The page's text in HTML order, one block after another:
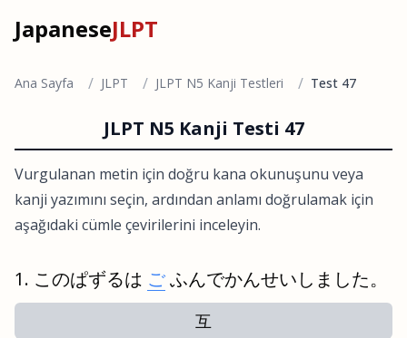
JapaneseJLPT
Ana Sayfa / JLPT / JLPT N5 Kanji Testleri / Test 47
JLPT N5 Kanji Testi 47
Vurgulanan metin için doğru kana okunuşunu veya
kanji yazımını seçin, ardından anlamı doğrulamak için
aşağıdaki cümle çevirilerini inceleyin.
このぱずるは ごふんでかんせいしました。
互